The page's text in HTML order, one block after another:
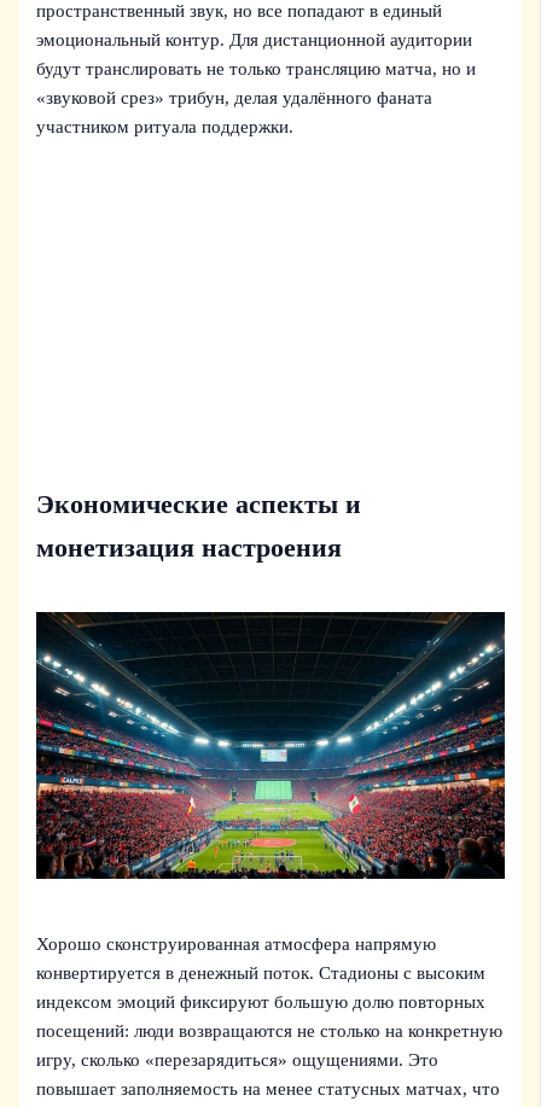
пространственный звук, но все попадают в единый
эмоциональный контур. Для дистанционной аудитории
будут транслировать не только трансляцию матча, но и
«звуковой срез» трибун, делая удалённого фаната
участником ритуала поддержки.
Экономические аспекты и
монетизация настроения
Хорошо сконструированная атмосфера напрямую
конвертируется в денежный поток. Стадионы с высоким
индексом эмоций фиксируют большую долю повторных
посещений: люди возвращаются не столько на конкретную
игру, сколько «перезарядиться» ощущениями. Это
повышает заполняемость на менее статусных матчах, что